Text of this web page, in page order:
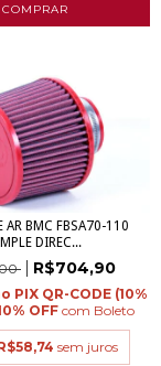
AR BMC FBSA70-110
DIREC...
R$704,90
com Boleto
sem juros